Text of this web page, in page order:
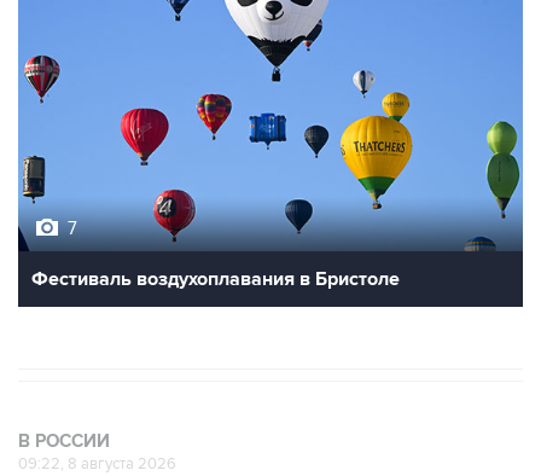
7
Фестиваль воздухоплавания в Бристоле
В РОССИИ
09:22, 8 августа 2026